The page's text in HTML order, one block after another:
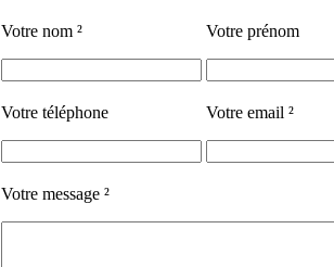
Votre nom ² Votre prénom
Votre téléphone Votre email ²
Votre message ²